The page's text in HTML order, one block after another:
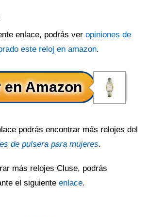
enlace, podrás ver opiniones de
este reloj en amazon.
podrás encontrar más relojes del
de pulsera para mujeres.
más relojes Cluse, podrás
el siguiente enlace.